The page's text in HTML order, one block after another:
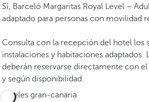
Sí, Barceló Margaritas Royal Level –
adaptado para personas con movilidad
Consulta con la recepción del hotel los
instalaciones y habitaciones adaptados.
deberán reservarse directamente con
y según disponibilidad.
Hoteles gran-canaria